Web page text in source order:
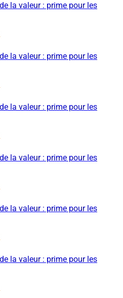
la valeur : prime pour les
la valeur : prime pour les
la valeur : prime pour les
la valeur : prime pour les
la valeur : prime pour les
la valeur : prime pour les